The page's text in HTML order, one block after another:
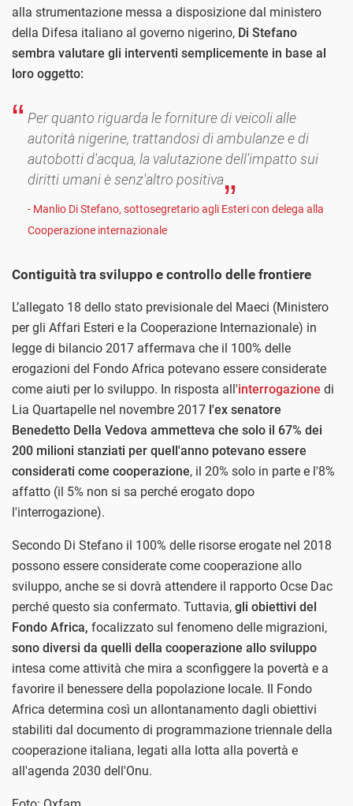
alla strumentazione messa a disposizione dal ministero
della Difesa italiano al governo nigerino, Di Stefano
sembra valutare gli interventi semplicemente in base al
loro oggetto:
Per quanto riguarda le forniture di veicoli alle
autorità nigerine, trattandosi di ambulanze e di
autobotti d'acqua, la valutazione dell'impatto sui
diritti umani è senz'altro positiva
- Manlio Di Stefano, sottosegretario agli Esteri con delega alla
Cooperazione internazionale
Contiguità tra sviluppo e controllo delle frontiere
L’allegato 18 dello stato previsionale del Maeci (Ministero
per gli Affari Esteri e la Cooperazione Internazionale) in
legge di bilancio 2017 affermava che il 100% delle
erogazioni del Fondo Africa potevano essere considerate
come aiuti per lo sviluppo. In risposta all'interrogazione di
Lia Quartapelle nel novembre 2017 l'ex senatore
Benedetto Della Vedova ammetteva che solo il 67% dei
200 milioni stanziati per quell'anno potevano essere
considerati come cooperazione, il 20% solo in parte e l'8%
affatto (il 5% non si sa perché erogato dopo
l'interrogazione).
Secondo Di Stefano il 100% delle risorse erogate nel 2018
possono essere considerate come cooperazione allo
sviluppo, anche se si dovrà attendere il rapporto Ocse Dac
perché questo sia confermato. Tuttavia, gli obiettivi del
Fondo Africa, focalizzato sul fenomeno delle migrazioni,
sono diversi da quelli della cooperazione allo sviluppo
intesa come attività che mira a sconfiggere la povertà e a
favorire il benessere della popolazione locale. Il Fondo
Africa determina così un allontanamento dagli obiettivi
stabiliti dal documento di programmazione triennale della
cooperazione italiana, legati alla lotta alla povertà e
all'agenda 2030 dell'Onu.